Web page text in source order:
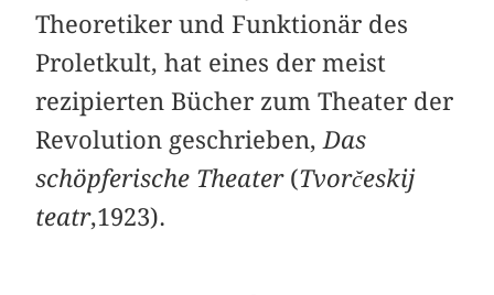
Theoretiker und Funktionär des
Proletkult, hat eines der meist
rezipierten Bücher zum Theater der
Revolution geschrieben, Das
schöpferische Theater (Tvorčeskij
teatr,1923).